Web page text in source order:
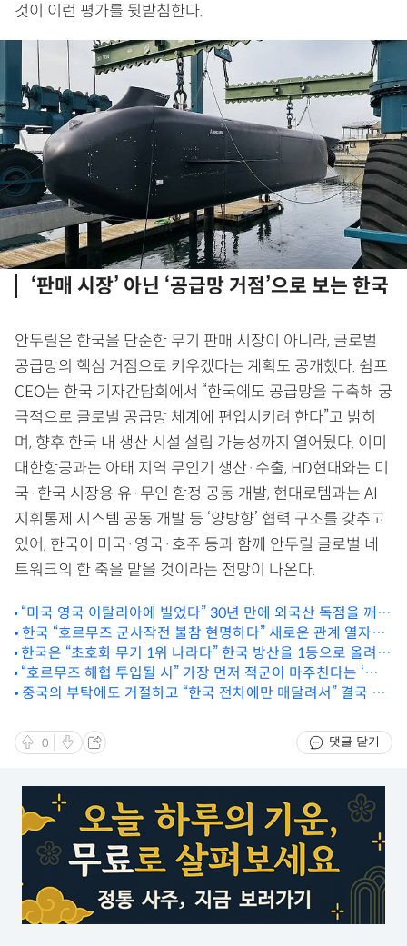
것이 이런 평가를 뒷받침한다.
‘판매 시장’ 아닌 ‘공급망 거점’으로 보는 한국
안두릴은 한국을 단순한 무기 판매 시장이 아니라, 글로벌
공급망의 핵심 거점으로 키우겠다는 계획도 공개했다. 쉼프
CEO는 한국 기자간담회에서 “한국에도 공급망을 구축해 궁
극적으로 글로벌 공급망 체계에 편입시키려 한다”고 밝히
며, 향후 한국 내 생산 시설 설립 가능성까지 열어뒀다. 이미
대한항공과는 아태 지역 무인기 생산·수출, HD현대와는 미
국·한국 시장용 유·무인 함정 공동 개발, 현대로템과는 AI
지휘통제 시스템 공동 개발 등 ‘양방향’ 협력 구조를 갖추고
있어, 한국이 미국·영국·호주 등과 함께 안두릴 글로벌 네
트워크의 한 축을 맡을 것이라는 전망이 나온다.
“미국 영국 이탈리아에 빌었다” 30년 만에 외국산 독점을 깨고
개발한 ‘이 기술’
한국 “호르무즈 군사작전 불참 현명하다” 새로운 관계 열자는
‘이 나라’
한국은 “초호화 무기 1위 나라다” 한국 방산을 1등으로 올려준
‘이 무기’
“호르무즈 해협 투입될 시” 가장 먼저 적군이 마주친다는 ‘최강
의 이 부대’
중국의 부탁에도 거절하고 “한국 전차에만 매달려서” 결국 계
0 댓글 닫기